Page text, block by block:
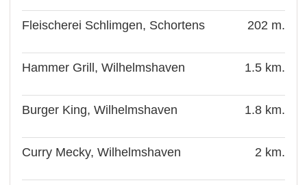
Fleischerei Schlimgen, Schortens 202 m.
Hammer Grill, Wilhelmshaven 1.5 km.
Burger King, Wilhelmshaven 1.8 km.
Curry Mecky, Wilhelmshaven 2 km.